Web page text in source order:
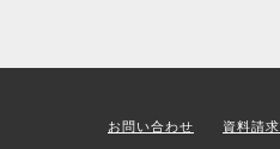
お問い合わせ 資料請求